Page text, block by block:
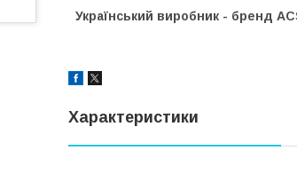
Український виробник - бренд
Характеристики